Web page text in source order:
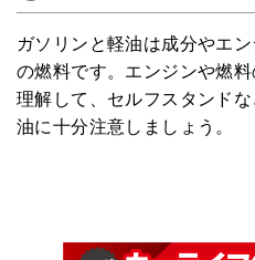
ガソリンと軽油は成分やエ
の燃料です。エンジンや燃
理解して、セルフスタンド
油に十分注意しましょう。